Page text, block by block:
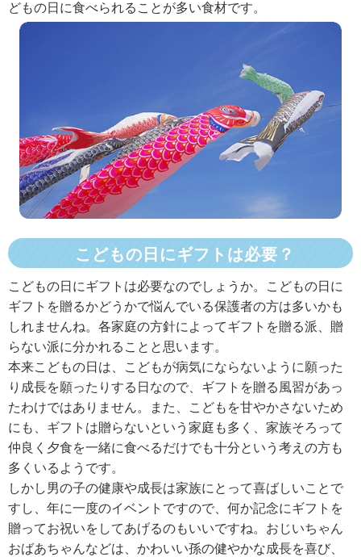
どもの日に食べられることが多い食材です。
こどもの日にギフトは必要？
こどもの日にギフトは必要なのでしょうか。こどもの日に
ギフトを贈るかどうかで悩んでいる保護者の方は多いかも
しれませんね。各家庭の方針によってギフトを贈る派、贈
らない派に分かれることと思います。
本来こどもの日は、こどもが病気にならないように願った
り成長を願ったりする日なので、ギフトを贈る風習があっ
たわけではありません。また、こどもを甘やかさないため
にも、ギフトは贈らないという家庭も多く、家族そろって
仲良く夕食を一緒に食べるだけでも十分という考えの方も
多くいるようです。
しかし男の子の健康や成長は家族にとって喜ばしいことで
すし、年に一度のイベントですので、何か記念にギフトを
贈ってお祝いをしてあげるのもいいですね。おじいちゃん
おばあちゃんなどは、かわいい孫の健やかな成長を喜び、